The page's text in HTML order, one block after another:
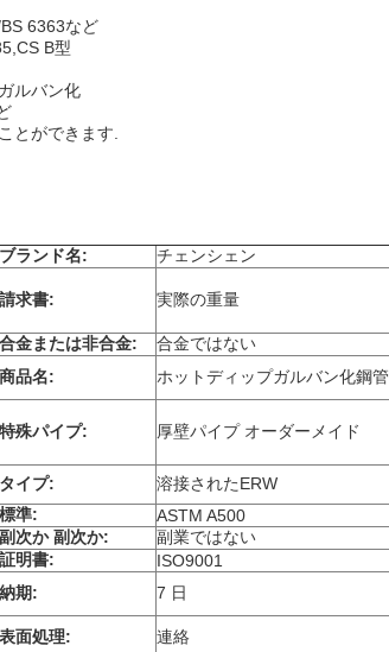
6363など
B型
ルバン化
とができます.
ブランド名:
チェンシェン
請求書: 実際の重量
合金または非合金:
合金ではない
商品名:
ホットディップガルバン化鋼管
特殊パイプ: 厚壁パイプ オーダーメイド
タイプ:
溶接されたERW
標準:
ASTM A500
副次か 副次か:
副業ではない
証明書:
ISO9001
納期:
7 日
表面処理:
連絡